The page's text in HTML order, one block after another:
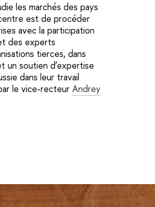
les marchés des pays
est de procéder
avec la participation
des experts
tierces, dans
un soutien d’expertise
dans leur travail
le vice-recteur Andrey